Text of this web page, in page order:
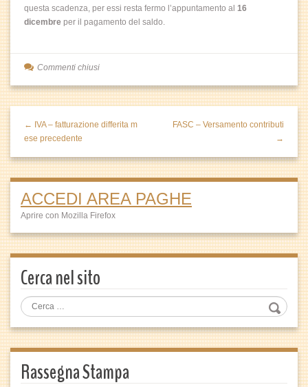
questa scadenza, per essi resta fermo l’appuntamento al 16
dicembre per il pagamento del saldo.
Commenti chiusi
← IVA – fatturazione differita m
ese precedente
FASC – Versamento contributi
→
ACCEDI AREA PAGHE
Aprire con Mozilla Firefox
Cerca nel sito
Rassegna Stampa